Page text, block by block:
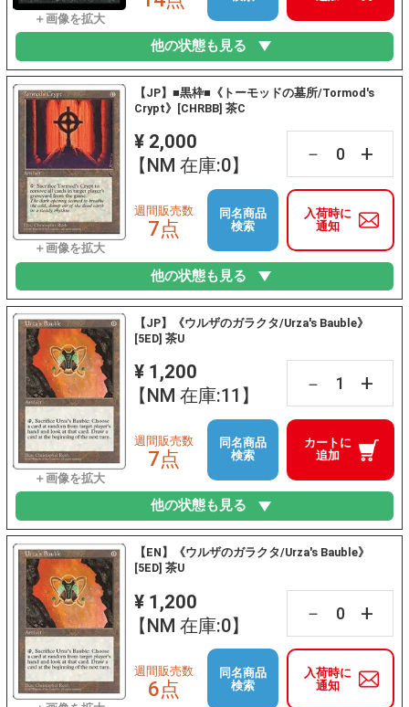
他の状態も見る
【JP】■黒枠■《トーモッドの墓所/Tormod's
Crypt》[CHRBB] 茶C
¥ 2,000
【NM 在庫:0】
－ +
入荷時に
通知
週間販売数
7点
同名商品
検索
他の状態も見る
【JP】《ウルザのガラクタ/Urza's Bauble》
[5ED] 茶U
¥ 1,200
【NM 在庫:11】
－ +
カートに
追加
週間販売数
7点
同名商品
検索
他の状態も見る
【EN】《ウルザのガラクタ/Urza's Bauble》
[5ED] 茶U
¥ 1,200
【NM 在庫:0】
－ +
入荷時に
通知
週間販売数
6点
同名商品
検索